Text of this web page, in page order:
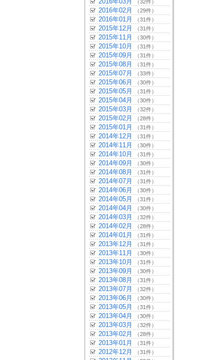
（32件）
2016年02月 （29件）
2016年01月 （31件）
2015年12月 （31件）
2015年11月 （30件）
2015年10月 （31件）
2015年09月 （31件）
2015年08月 （31件）
2015年07月 （33件）
2015年06月 （30件）
2015年05月 （31件）
2015年04月 （30件）
2015年03月 （32件）
2015年02月 （28件）
2015年01月 （31件）
2014年12月 （31件）
2014年11月 （30件）
2014年10月 （31件）
2014年09月 （30件）
2014年08月 （31件）
2014年07月 （31件）
2014年06月 （30件）
2014年05月 （31件）
2014年04月 （30件）
2014年03月 （32件）
2014年02月 （28件）
2014年01月 （31件）
2013年12月 （31件）
2013年11月 （30件）
2013年10月 （31件）
2013年09月 （30件）
2013年08月 （31件）
2013年07月 （32件）
2013年06月 （30件）
2013年05月 （31件）
2013年04月 （30件）
2013年03月 （32件）
2013年02月 （28件）
2013年01月 （31件）
2012年12月 （31件）